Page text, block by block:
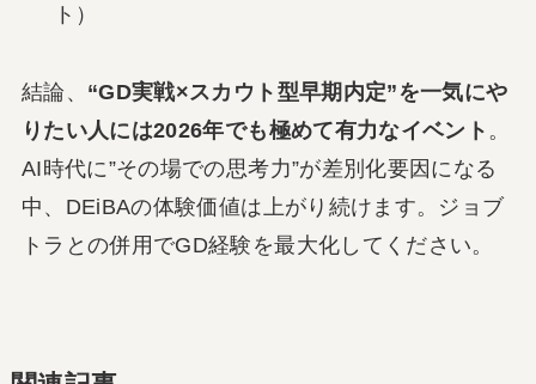
ト）
結論、 “GD実戦×スカウト型早期内定”を一気にや
りたい人には2026年でも極めて有力なイベント 。
AI時代に”その場での思考力”が差別化要因になる
中、DEiBAの体験価値は上がり続けます。ジョブ
トラとの併用でGD経験を最大化してください。